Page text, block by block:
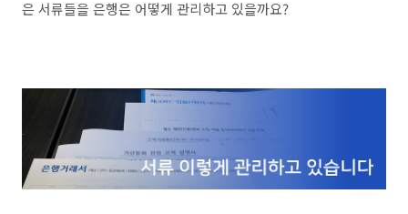
은 서류들을 은행은 어떻게 관리하고 있을까요?